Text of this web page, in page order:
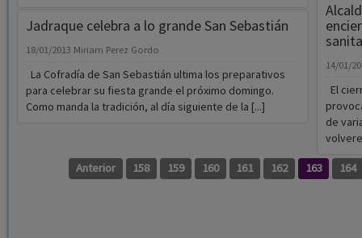
Jadraque celebra a lo grande San Sebastián
18/01/2013 Miriam Perez Gordo
La Cofradía de San Sebastián ultima los preparativos
para celebrar su fiesta grande el próximo domingo.
Como manda la tradición, al día siguiente de la [...]
14/01/
El
de
Anterior 158 159 160 161 162 163 164